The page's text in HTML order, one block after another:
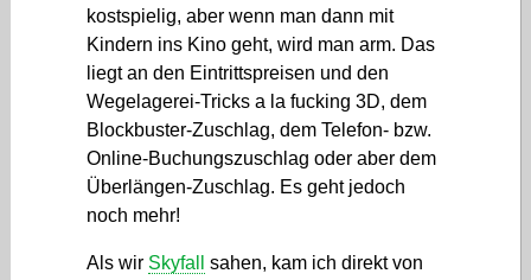
kostspielig, aber wenn man dann mit
Kindern ins Kino geht, wird man arm. Das
liegt an den Eintrittspreisen und den
Wegelagerei-Tricks a la fucking 3D, dem
Blockbuster-Zuschlag, dem Telefon- bzw.
Online-Buchungszuschlag oder aber dem
Überlängen-Zuschlag. Es geht jedoch
noch mehr!
Als wir Skyfall
sahen, kam ich direkt von